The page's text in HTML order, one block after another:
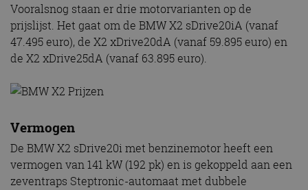
Vooralsnog staan er drie motorvarianten op de
prijslijst. Het gaat om de BMW X2 sDrive20iA (vanaf
47.495 euro), de X2 xDrive20dA (vanaf 59.895 euro) en
de X2 xDrive25dA (vanaf 63.895 euro).
Vermogen
De BMW X2 sDrive20i met benzinemotor heeft een
vermogen van 141 kW (192 pk) en is gekoppeld aan een
zeventraps Steptronic-automaat met dubbele